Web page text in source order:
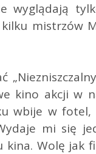
wyglądają
mistrzów
kino akcji w
wbije w fotel,
mi się
kina. Wolę jak